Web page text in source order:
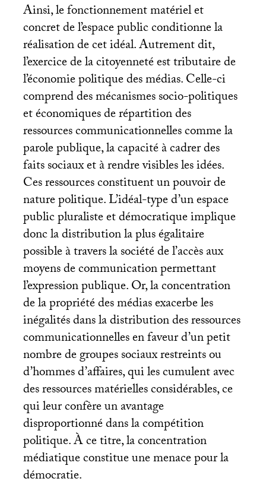
Ainsi, le fonctionnement matériel et
concret de l’espace public conditionne la
réalisation de cet idéal. Autrement dit,
l’exercice de la citoyenneté est tributaire de
l’économie politique des médias. Celle-ci
comprend des mécanismes socio-politiques
et économiques de répartition des
ressources communicationnelles comme la
parole publique, la capacité à cadrer des
faits sociaux et à rendre visibles les idées.
Ces ressources constituent un pouvoir de
nature politique. L’idéal-type d’un espace
public pluraliste et démocratique implique
donc la distribution la plus égalitaire
possible à travers la société de l’accès aux
moyens de communication permettant
l’expression publique. Or, la concentration
de la propriété des médias exacerbe les
inégalités dans la distribution des ressources
communicationnelles en faveur d’un petit
nombre de groupes sociaux restreints ou
d’hommes d’affaires, qui les cumulent avec
des ressources matérielles considérables, ce
qui leur confère un avantage
disproportionné dans la compétition
politique. À ce titre, la concentration
médiatique constitue une menace pour la
démocratie.